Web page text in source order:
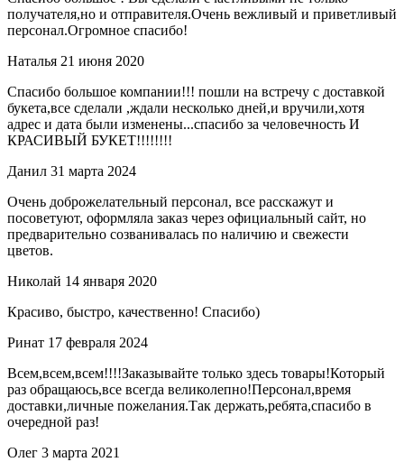
получателя,но и отправителя.Очень вежливый и приветливый
персонал.Огромное спасибо!
Наталья 21 июня 2020
Спасибо большое компании!!! пошли на встречу с доставкой
букета,все сделали ,ждали несколько дней,и вручили,хотя
адрес и дата были изменены...спасибо за человечность И
КРАСИВЫЙ БУКЕТ!!!!!!!!
Данил 31 марта 2024
Очень доброжелательный персонал, все расскажут и
посоветуют, оформляла заказ через официальный сайт, но
предварительно созванивалась по наличию и свежести
цветов.
Николай 14 января 2020
Красиво, быстро, качественно! Спасибо)
Ринат 17 февраля 2024
Всем,всем,всем!!!!Заказывайте только здесь товары!Который
раз обращаюсь,все всегда великолепно!Персонал,время
доставки,личные пожелания.Так держать,ребята,спасибо в
очередной раз!
Олег 3 марта 2021